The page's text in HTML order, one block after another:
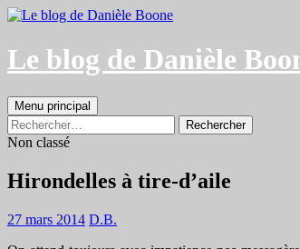
Aller
contenu
Le blog de Danièle
Recherche
Menu principal
Rechercher :
Non classé
Hirondelles à tire-d’aile
27 mars 2014 D.B.